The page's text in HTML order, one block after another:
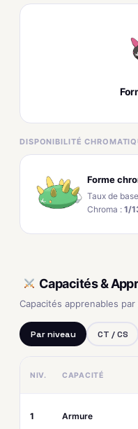
DISPONIBILITÉ
Forme
Taux de
Chroma : 1/
Capacités &
Capacités apprenables
Par niveau CT / CS
NIV. CAPACITÉ
1 Armure